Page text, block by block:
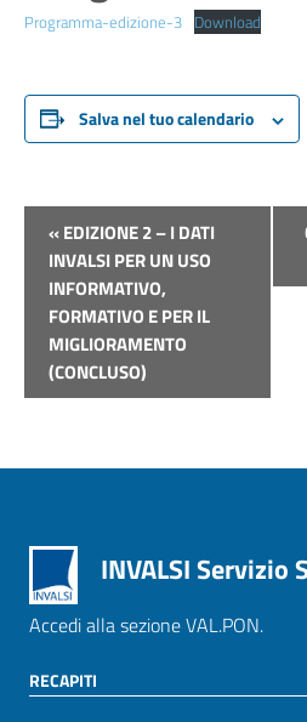
Programma-edizione-3 Download
Salva nel tuo calendario
Evento
Navigazione
«EDIZIONE 2 – I DATI
INVALSI PER UN USO
INFORMATIVO,
FORMATIVO E PER IL
MIGLIORAMENTO
(CONCLUSO)
INVALSI Servizio
Accedi alla sezione VAL.PON.
RECAPITI